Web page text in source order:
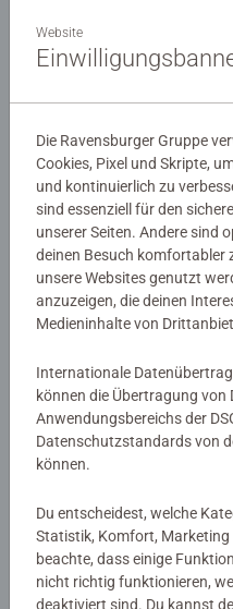
Jeden Tag eine kreative
Weihnachten - für Kinder
Artikelnummer:
EAN:
ISBN:
Warnhinweise und
Ähnliche
Noch keine
0/0
Website
Die Ravensburger Gruppe
Cookies, Pixel und Skripte,
und kontinuierlich zu
sind essenziell für den
unserer Seiten. Andere sind
deinen Besuch komfortabler
unsere Websites genutzt
anzuzeigen, die deinen
Medieninhalte von
Internationale
können die Übertragung von
Anwendungsbereichs der
Datenschutzstandards von
können.
Du entscheidest, welche
Statistik, Komfort, Marketing
beachte, dass einige
nicht richtig funktionieren,
deaktiviert sind. Du kannst